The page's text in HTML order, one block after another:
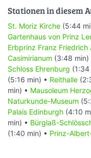
Stationen in diesem
St. Moriz Kirche (5:44
Gartenhaus von Prinz
Erbprinz Franz Friedrich
Casimirianum (3:48 min)
Schloss Ehrenburg (1:34
(5:16 min) • Reithalle
min) • Mausoleum
Naturkunde-Museum
Palais Edinburgh (4:10
min) • Bürglaß-
(1:40 min) • Prinz-